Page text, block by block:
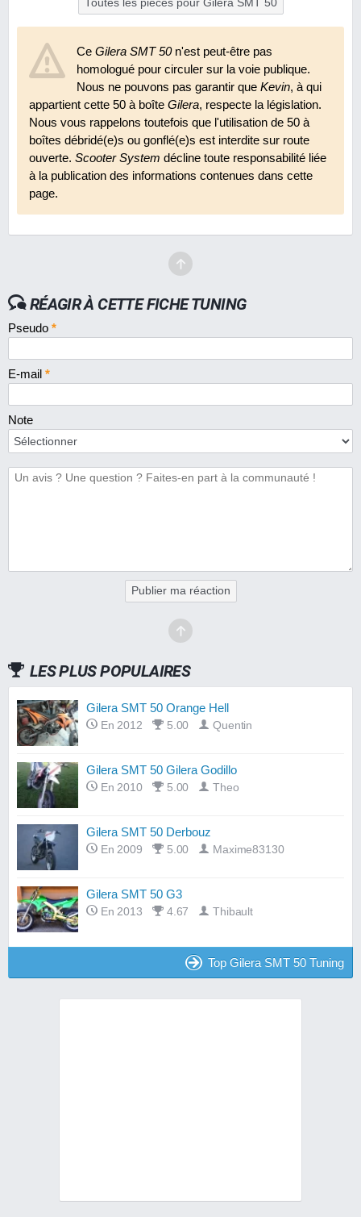
Toutes les pièces pour Gilera SMT 50
CeGilera SMT 50n'est peut-être pas
homologué pour circuler sur la voie publique.
Nous ne pouvons pas garantir queKevin, à qui
appartient cette 50 à boîte Gilera, respecte la législation.
Nous vous rappelons toutefois que l'utilisation de 50 à
boîtes débridé(e)s ou gonflé(e)s est interdite sur route
ouverte. Scooter System décline toute responsabilité liée
à la publication des informations contenues dans cette
page.
RÉAGIR À CETTE FICHE TUNING
Pseudo *
E-mail *
Note
Publier ma réaction
LES PLUS POPULAIRES
Gilera SMT 50 Orange Hell
En 2012 5.00 Quentin
Gilera SMT 50 Gilera Godillo
En 2010 5.00 Theo
Gilera SMT 50 Derbouz
En 2009 5.00 Maxime83130
Gilera SMT 50 G3
En 2013 4.67 Thibault
Top Gilera SMT 50 Tuning